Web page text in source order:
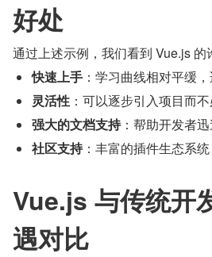
好处
通过上述示例，我们看到 Vue.js 的
快速上手 ：学习曲线相对平缓，
灵活性 ：可以逐步引入项目而
强大的文档支持：帮助开发者迅
社区支持：丰富的插件生态系统
Vue.js 与传统开
遇对比